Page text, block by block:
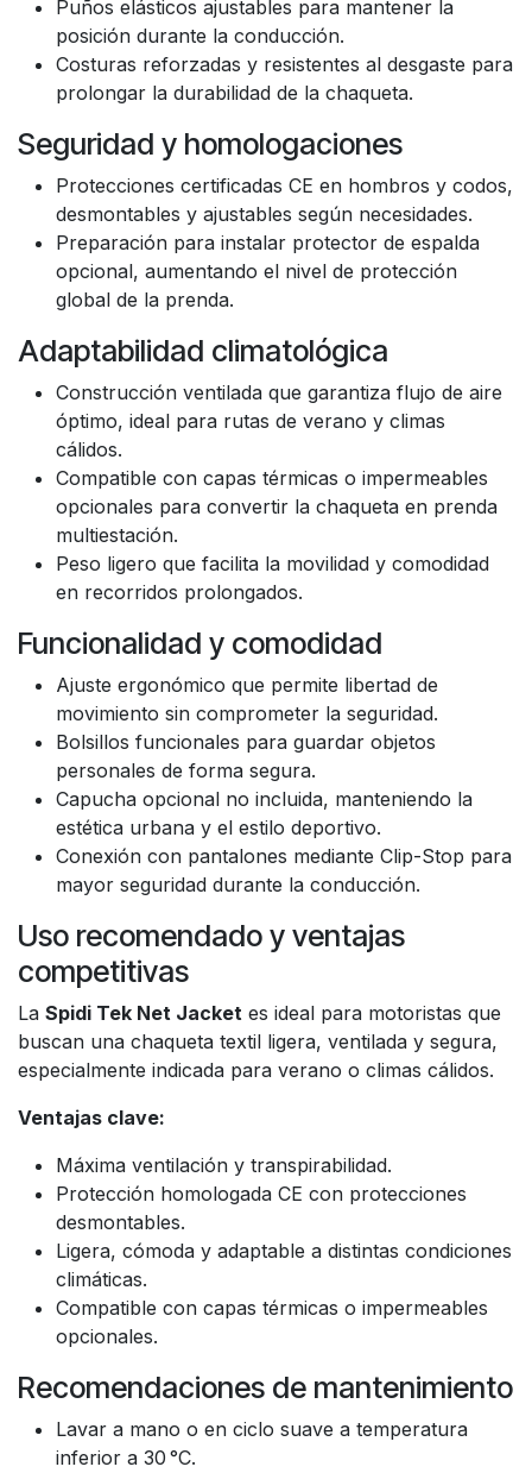
Puños elásticos ajustables para mantener la
posición durante la conducción.
Costuras reforzadas y resistentes al desgaste para
prolongar la durabilidad de la chaqueta.
Seguridad y homologaciones
Protecciones certificadas CE en hombros y codos,
desmontables y ajustables según necesidades.
Preparación para instalar protector de espalda
opcional, aumentando el nivel de protección
global de la prenda.
Adaptabilidad climatológica
Construcción ventilada que garantiza flujo de aire
óptimo, ideal para rutas de verano y climas
cálidos.
Compatible con capas térmicas o impermeables
opcionales para convertir la chaqueta en prenda
multiestación.
Peso ligero que facilita la movilidad y comodidad
en recorridos prolongados.
Funcionalidad y comodidad
Ajuste ergonómico que permite libertad de
movimiento sin comprometer la seguridad.
Bolsillos funcionales para guardar objetos
personales de forma segura.
Capucha opcional no incluida, manteniendo la
estética urbana y el estilo deportivo.
Conexión con pantalones mediante Clip-Stop para
mayor seguridad durante la conducción.
Uso recomendado y ventajas
competitivas
La Spidi Tek Net Jacket es ideal para motoristas que
buscan una chaqueta textil ligera, ventilada y segura,
especialmente indicada para verano o climas cálidos.
Ventajas clave:
Máxima ventilación y transpirabilidad.
Protección homologada CE con protecciones
desmontables.
Ligera, cómoda y adaptable a distintas condiciones
climáticas.
Compatible con capas térmicas o impermeables
opcionales.
Recomendaciones de mantenimiento
Lavar a mano o en ciclo suave a temperatura
inferior a 30 °C.